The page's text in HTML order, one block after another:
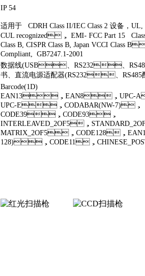
IP 54
适用于 CDRH Class II/IEC Class 2 设备，
CUL recognized， EMI- FCC Part 15
Class B, CISPR Class B, Japan VCCI Class
Compliant, GB7247.1-2001
数据线(USB、RS232、
书、直流电源适配器(RS232、RS485
Barcode(1D)
EAN13，EAN8，UPC-
UPC-E，CODABAR(NW-7)，
CODE39，CODE93，
INTERLEAVED_2OF5，
MATRIX_2OF5，CODE128，
128)，CODE11，